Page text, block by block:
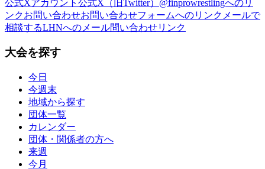
公式Xアカウント 公式X（旧Twitter）@finprowrestlingへのリ
ンクお問い合わせお問い合わせフォームへのリンク メールで
相談するLHNへのメール問い合わせリンク
大会を探す
今日
今週末
地域から探す
団体一覧
カレンダー
団体・関係者の方へ
来週
今月